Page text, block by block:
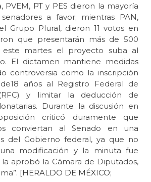
PVEM, PT y PES dieron la mayoría
a favor; mientras PAN,
Grupo Plural, dieron 11 votos en
que presentarán más de 500
este martes el proyecto suba al
El dictamen mantiene medidas
controversia como la inscripción
años al Registro Federal de
y limitar la deducción de
Durante la discusión en
criticó duramente que
conviertan al Senado en una
del Gobierno federal, ya que no
modificación y la minuta fue
aprobó la Cámara de Diputados,
[HERALDO DE MÉXICO;